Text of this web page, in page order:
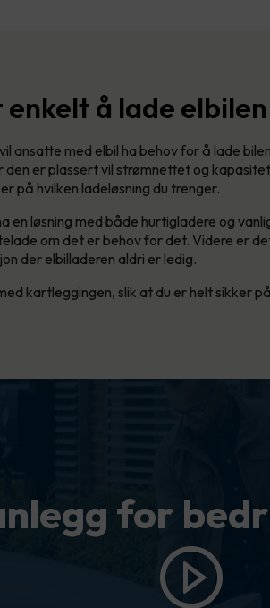
å lade elbilen
ansatte med elbil ha behov for å lade
den er plassert vil strømnettet og
på hvilken ladeløsning du trenger.
en løsning med både hurtigladere og
om det er behov for det. Videre er
der elbilladeren aldri er ledig.
kartleggingen, slik at du er helt sikker
for